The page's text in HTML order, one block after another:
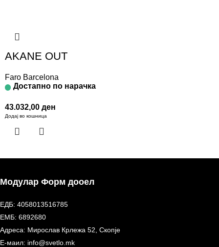
AKANE OUT
Faro Barcelona
Достапно по нарачка
43.032,00 ден
Додај во кошница
Модулар Форм дооел
ЕДБ: 4058013516785
ЕМБ: 6892680
Адреса: Мирослав Крлежа 52, Скопје
Е-маил: info@svetlo.mk